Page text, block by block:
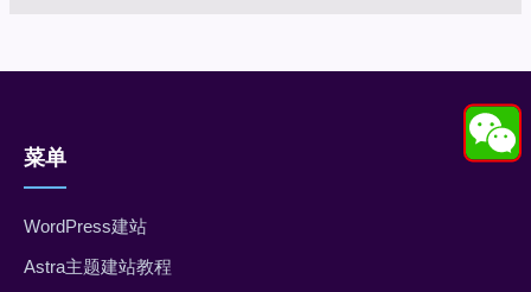
菜单
WordPress建站
Astra主题建站教程